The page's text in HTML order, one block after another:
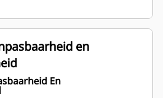
en
En